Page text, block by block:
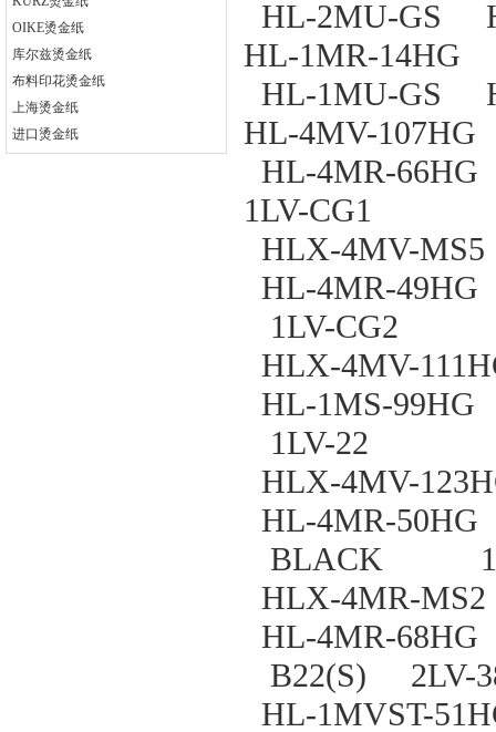
OIKE烫金纸
库尔兹烫金纸
布料印花烫金纸
上海烫金纸
进口烫金纸
HL-2MU-GS
HL-1MR-
HL-1MU-GS
HL-4MV-
HL-4MR-
1LV-CG1
HLX-4MV-MS5
HL-4MR-
1LV-CG2
HLX-4MV-
HL-1MS-
1LV-22
HLX-4MV-
HL-4MR-
BLACK
HLX-4MR-MS2
HL-4MR-
B22(S) 2LV-
HL-1MVST-